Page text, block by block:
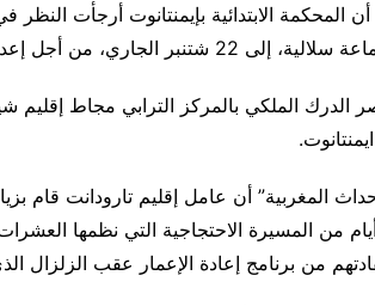
المحكمة الابتدائية بإيمنتانوت أرجأت النظر
الجاري، من أجل إعداد الدفاع.
الدرك الملكي بالمركز الترابي مجاط إقليم
ايمنتانوت.
المغربية” أن عامل إقليم تارودانت قام
من المسيرة الاحتجاجية التي نظمها
من برنامج إعادة الإعمار عقب الزلزال